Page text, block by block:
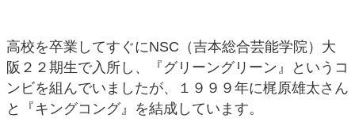
高校を卒業してすぐにNSC（吉本総合芸能学院）大
阪２２期生で入所し、『グリーングリーン』というコ
ンビを組んでいましたが、１９９９年に梶原雄太さん
と『キングコング』を結成しています。